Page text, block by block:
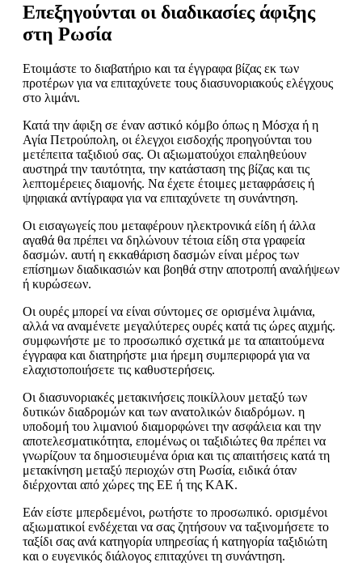
Επεξηγούνται οι διαδικασίες άφιξης
στη Ρωσία
Ετοιμάστε το διαβατήριο και τα έγγραφα βίζας εκ των
προτέρων για να επιταχύνετε τους διασυνοριακούς ελέγχους
στο λιμάνι.
Κατά την άφιξη σε έναν αστικό κόμβο όπως η Μόσχα ή η
Αγία Πετρούπολη, οι έλεγχοι εισδοχής προηγούνται του
μετέπειτα ταξιδιού σας. Οι αξιωματούχοι επαληθεύουν
αυστηρά την ταυτότητα, την κατάσταση της βίζας και τις
λεπτομέρειες διαμονής. Να έχετε έτοιμες μεταφράσεις ή
ψηφιακά αντίγραφα για να επιταχύνετε τη συνάντηση.
Οι εισαγωγείς που μεταφέρουν ηλεκτρονικά είδη ή άλλα
αγαθά θα πρέπει να δηλώνουν τέτοια είδη στα γραφεία
δασμών. αυτή η εκκαθάριση δασμών είναι μέρος των
επίσημων διαδικασιών και βοηθά στην αποτροπή αναλήψεων
ή κυρώσεων.
Οι ουρές μπορεί να είναι σύντομες σε ορισμένα λιμάνια,
αλλά να αναμένετε μεγαλύτερες ουρές κατά τις ώρες αιχμής.
συμφωνήστε με το προσωπικό σχετικά με τα απαιτούμενα
έγγραφα και διατηρήστε μια ήρεμη συμπεριφορά για να
ελαχιστοποιήσετε τις καθυστερήσεις.
Οι διασυνοριακές μετακινήσεις ποικίλλουν μεταξύ των
δυτικών διαδρομών και των ανατολικών διαδρόμων. η
υποδομή του λιμανιού διαμορφώνει την ασφάλεια και την
αποτελεσματικότητα, επομένως οι ταξιδιώτες θα πρέπει να
γνωρίζουν τα δημοσιευμένα όρια και τις απαιτήσεις κατά τη
μετακίνηση μεταξύ περιοχών στη Ρωσία, ειδικά όταν
διέρχονται από χώρες της ΕΕ ή της ΚΑΚ.
Εάν είστε μπερδεμένοι, ρωτήστε το προσωπικό. ορισμένοι
αξιωματικοί ενδέχεται να σας ζητήσουν να ταξινομήσετε το
ταξίδι σας ανά κατηγορία υπηρεσίας ή κατηγορία ταξιδιώτη
και ο ευγενικός διάλογος επιταχύνει τη συνάντηση.